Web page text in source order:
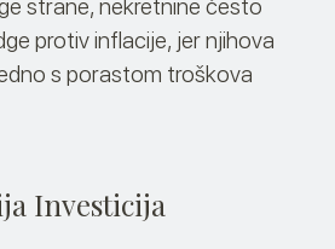
strane, nekretnine često
protiv inflacije, jer njihova
s porastom troškova
Investicija